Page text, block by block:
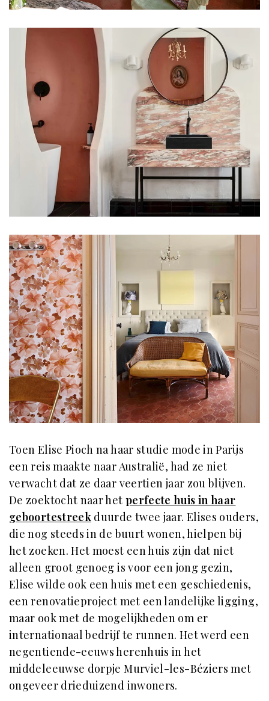
Toen Elise Pioch na haar studie mode in Parijs
een reis maakte naar Australië, had ze niet
verwacht dat ze daar veertien jaar zou blijven.
De zoektocht naar het perfecte huis in haar
geboortestreek duurde twee jaar. Elises ouders,
die nog steeds in de buurt wonen, hielpen bij
het zoeken. Het moest een huis zijn dat niet
alleen groot genoeg is voor een jong gezin,
Elise wilde ook een huis met een geschiedenis,
een renovatieproject met een landelijke ligging,
maar ook met de mogelijkheden om er
internationaal bedrijf te runnen. Het werd een
negentiende-eeuws herenhuis in het
middeleeuwse dorpje Murviel-les-Béziers met
ongeveer drieduizend inwoners.